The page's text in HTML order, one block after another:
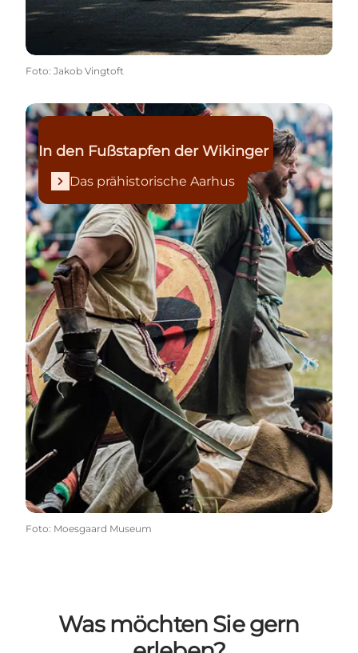
Foto: Jakob Vingtoft
Das prähistorische Aarhus
In den Fußstapfen der Wikinger
Das prähistorische Aarhus
Foto: Moesgaard Museum
Was möchten Sie gern